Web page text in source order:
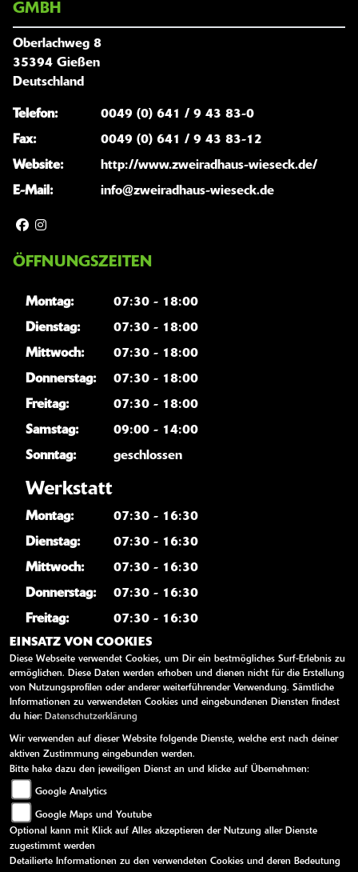
MBH
Oberlachweg 8
35394 Gießen
Deutschland
Telefon:
0049 (0) 641 / 9 43 83-0
Fax:
0049 (0) 641 / 9 43 83-12
Website:
http://www.zweiradhaus-wieseck.de/
E-Mail:
info@zweiradhaus-wieseck.de
ÖFFNUNGSZEITEN
Montag:
07:30 - 18:00
Dienstag:
07:30 - 18:00
Mittwoch:
07:30 - 18:00
Donnerstag:
07:30 - 18:00
Freitag:
07:30 - 18:00
Samstag:
09:00 - 14:00
Sonntag:
geschlossen
Werkstatt
Montag:
07:30 - 16:30
Dienstag:
07:30 - 16:30
Mittwoch:
07:30 - 16:30
Donnerstag:
07:30 - 16:30
Freitag:
07:30 - 16:30
Samstag:
09:00 - 12:00
Sonntag:
geschlossen
Samstags nur Notfalldienst, keine Terminvergabe!
WEITERE LINKS
Kawasaki News
Kawasaki Handbücher
Kawasaki Bekleidung
Kawasaki Merchandise
EINSATZ VON COOKIES
Diese Webseite verwendet Cookies, um Dir ein bestmögliches Surf-Erlebnis zu
ermöglichen. Diese Daten werden erhoben und dienen nicht für die Erstellung
von Nutzungsprofilen oder anderer weiterführender Verwendung. Sämtliche
Informationen zu verwendeten Cookies und eingebundenen Diensten findest
du hier: Datenschutzerklärung
Wir verwenden auf dieser Website folgende Dienste, welche erst nach deiner
aktiven Zustimmung eingebunden werden.
Bitte hake dazu den jeweiligen Dienst an und klicke auf Übernehmen:
Google Analytics
Google Maps und Youtube
Optional kann mit Klick auf Alles akzeptieren der Nutzung aller Dienste
zugestimmt werden
Detailierte Informationen zu den verwendeten Cookies und deren Bedeutung